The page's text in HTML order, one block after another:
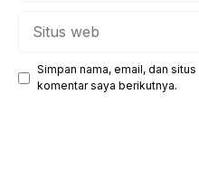
Simpan nama, email, dan
komentar saya berikutnya.